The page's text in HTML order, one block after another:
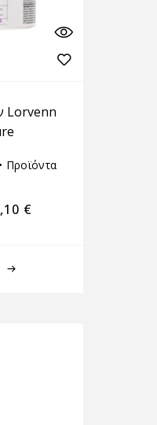
Lorvenn
• Προϊόντα
€